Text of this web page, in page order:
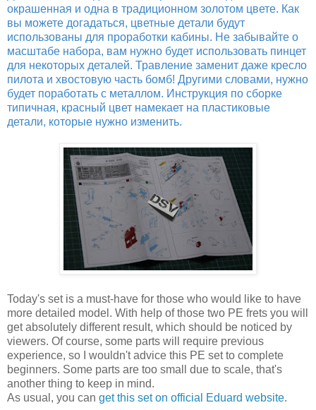
окрашенная и одна в традиционном золотом цвете. Как
вы можете догадаться, цветные детали будут
использованы для проработки кабины. Не забывайте о
масштабе набора, вам нужно будет использовать пинцет
для некоторых деталей. Травление заменит даже кресло
пилота и хвостовую часть бомб! Другими словами, нужно
будет поработать с металлом. Инструкция по сборке
типичная, красный цвет намекает на пластиковые
детали, которые нужно изменить.
Today's set is a must-have for those who would like to have
more detailed model. With help of those two PE frets you will
get absolutely different result, which should be noticed by
viewers. Of course, some parts will require previous
experience, so I wouldn't advice this PE set to complete
beginners. Some parts are too small due to scale, that's
another thing to keep in mind.
As usual, you can get this set on official Eduard website.